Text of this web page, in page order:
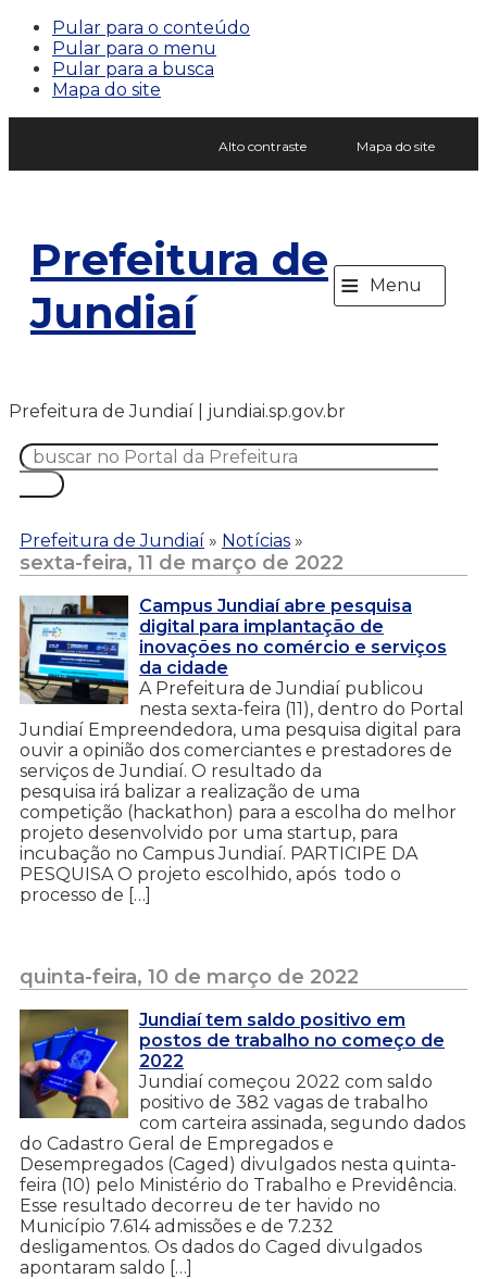
Pular para o conteúdo
Pular para o menu
Pular para a busca
Mapa do site
Alto contraste Mapa do site
Prefeitura de
Jundiaí
≡ Menu
Prefeitura de Jundiaí | jundiai.sp.gov.br
Prefeitura de Jundiaí » Notícias »
sexta-feira, 11 de março de 2022
Campus Jundiaí abre pesquisa
digital para implantação de
inovações no comércio e serviços
da cidade
A Prefeitura de Jundiaí publicou
nesta sexta-feira (11), dentro do Portal
Jundiaí Empreendedora, uma pesquisa digital para
ouvir a opinião dos comerciantes e prestadores de
serviços de Jundiaí. O resultado da
pesquisa irá balizar a realização de uma
competição (hackathon) para a escolha do melhor
projeto desenvolvido por uma startup, para
incubação no Campus Jundiaí. PARTICIPE DA
PESQUISA O projeto escolhido, após todo o
processo de […]
quinta-feira, 10 de março de 2022
Jundiaí tem saldo positivo em
postos de trabalho no começo de
2022
Jundiaí começou 2022 com saldo
positivo de 382 vagas de trabalho
com carteira assinada, segundo dados
do Cadastro Geral de Empregados e
Desempregados (Caged) divulgados nesta quinta-
feira (10) pelo Ministério do Trabalho e Previdência.
Esse resultado decorreu de ter havido no
Município 7.614 admissões e de 7.232
desligamentos. Os dados do Caged divulgados
apontaram saldo […]